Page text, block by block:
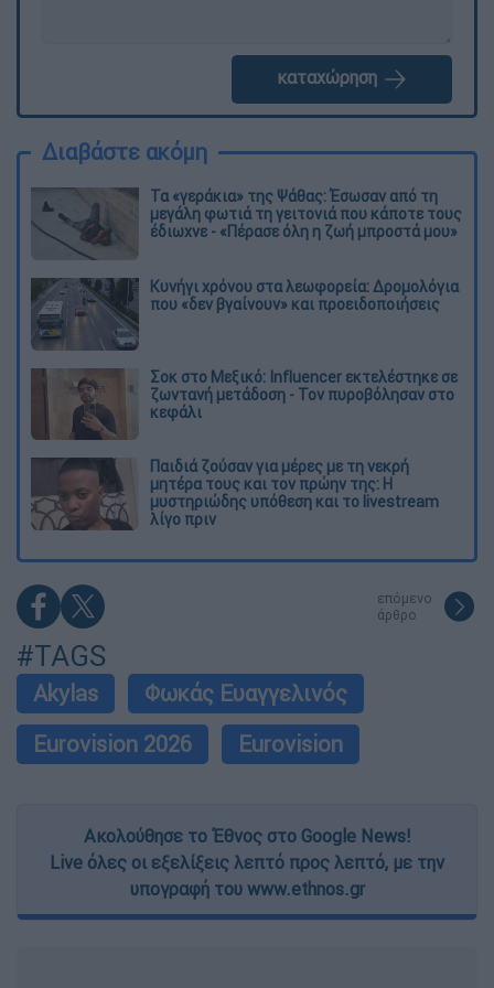
καταχώρηση
Διαβάστε ακόμη
Τα «γεράκια» της Ψάθας: Έσωσαν από τη
μεγάλη φωτιά τη γειτονιά που κάποτε τους
έδιωχνε - «Πέρασε όλη η ζωή μπροστά μου»
Κυνήγι χρόνου στα λεωφορεία: Δρομολόγια
που «δεν βγαίνουν» και προειδοποιήσεις
Σοκ στο Μεξικό: Influencer εκτελέστηκε σε
ζωντανή μετάδοση - Τον πυροβόλησαν στο
κεφάλι
Παιδιά ζούσαν για μέρες με τη νεκρή
μητέρα τους και τον πρώην της: Η
μυστηριώδης υπόθεση και το livestream
λίγο πριν
επόμενο
άρθρο
#TAGS
Akylas
Φωκάς Ευαγγελινός
Eurovision 2026
Eurovision
Ακολούθησε το Έθνος στο Google News!
Live όλες οι εξελίξεις λεπτό προς λεπτό, με την
υπογραφή του www.ethnos.gr